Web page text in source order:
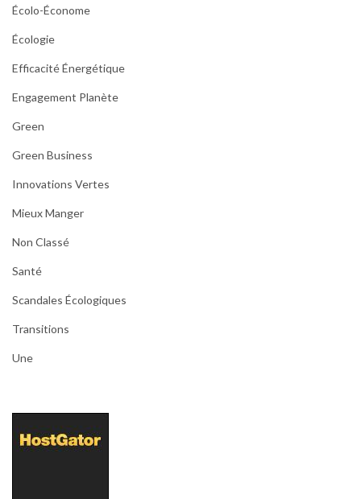
Écolo-Économe
Écologie
Efficacité Énergétique
Engagement Planète
Green
Green Business
Innovations Vertes
Mieux Manger
Non Classé
Santé
Scandales Écologiques
Transitions
Une